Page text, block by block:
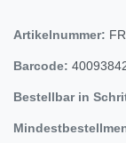
Artikelnummer:
Barcode:
Bestellbar in